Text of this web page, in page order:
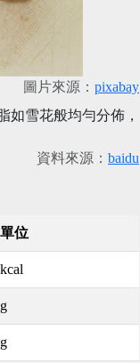
圖片來源： pixabay
如雪花般均勻分佈，
資料來源： baidu
單位
kcal
g
g